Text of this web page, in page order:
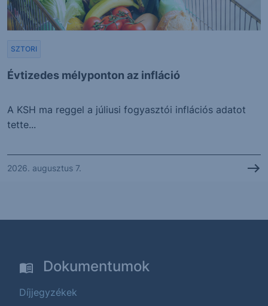
Évtizedes mélyponton az infláció
SZTORI
A KSH ma reggel a júliusi fogyasztói inflációs adatot
tette...
2026. augusztus 7.
Dokumentumok
Díjjegyzékek